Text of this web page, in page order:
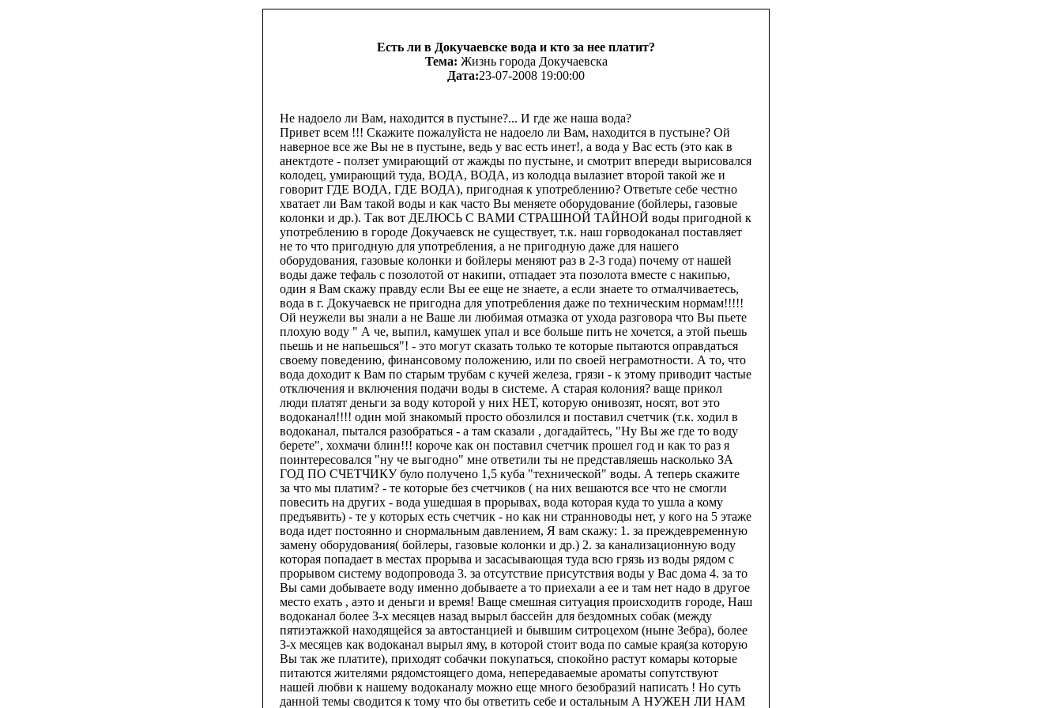
Есть ли в Докучаевске вода и кто за нее платит?
Тема: Жизнь города Докучаевска
Дата:23-07-2008 19:00:00
Не надоело ли Вам, находится в пустыне?... И где же наша вода?
Привет всем !!! Скажите пожалуйста не надоело ли Вам, находится в пустыне? Ой
наверное все же Вы не в пустыне, ведь у вас есть инет!, а вода у Вас есть (это как в
анектдоте - ползет умирающий от жажды по пустыне, и смотрит впереди вырисовался
колодец, умирающий туда, ВОДА, ВОДА, из колодца вылазиет второй такой же и
говорит ГДЕ ВОДА, ГДЕ ВОДА), пригодная к употреблению? Ответьте себе честно
хватает ли Вам такой воды и как часто Вы меняете оборудование (бойлеры, газовые
колонки и др.). Так вот ДЕЛЮСЬ С ВАМИ СТРАШНОЙ ТАЙНОЙ воды пригодной к
употреблению в городе Докучаевск не существует, т.к. наш горводоканал поставляет
не то что пригодную для употребления, а не пригодную даже для нашего
оборудования, газовые колонки и бойлеры меняют раз в 2-3 года) почему от нашей
воды даже тефаль с позолотой от накипи, отпадает эта позолота вместе с накипью,
один я Вам скажу правду если Вы ее еще не знаете, а если знаете то отмалчиваетесь,
вода в г. Докучаевск не пригодна для употребления даже по техническим нормам!!!!!
Ой неужели вы знали а не Ваше ли любимая отмазка от ухода разговора что Вы пьете
плохую воду " А че, выпил, камушек упал и все больше пить не хочется, а этой пьешь
пьешь и не напьешься"! - это могут сказать только те которые пытаются оправдаться
своему поведению, финансовому положению, или по своей неграмотности. А то, что
вода доходит к Вам по старым трубам с кучей железа, грязи - к этому приводит частые
отключения и включения подачи воды в системе. А старая колония? ваще прикол
люди платят деньги за воду которой у них НЕТ, которую онивозят, носят, вот это
водоканал!!!! один мой знакомый просто обозлился и поставил счетчик (т.к. ходил в
водоканал, пытался разобраться - а там сказали , догадайтесь, "Ну Вы же где то воду
берете", хохмачи блин!!! короче как он поставил счетчик прошел год и как то раз я
поинтересовался "ну че выгодно" мне ответили ты не представляешь насколько ЗА
ГОД ПО СЧЕТЧИКУ було получено 1,5 куба "технической" воды. А теперь скажите
за что мы платим? - те которые без счетчиков ( на них вешаются все что не смогли
повесить на других - вода ушедшая в прорывах, вода которая куда то ушла а кому
предъявить) - те у которых есть счетчик - но как ни странноводы нет, у кого на 5 этаже
вода идет постоянно и снормальным давлением, Я вам скажу: 1. за преждевременную
замену оборудования( бойлеры, газовые колонки и др.) 2. за канализационную воду
которая попадает в местах прорыва и засасывающая туда всю грязь из воды рядом с
прорывом систему водопровода 3. за отсутствие присутствия воды у Вас дома 4. за то
Вы сами добываете воду именно добываете а то приехали а ее и там нет надо в другое
место ехать , аэто и деньги и время! Ваще смешная ситуация происходитв городе, Наш
водоканал более 3-х месяцев назад вырыл бассейн для бездомных собак (между
пятиэтажкой находящейся за автостанцией и бывшим ситроцехом (ныне Зебра), более
3-х месяцев как водоканал вырыл яму, в которой стоит вода по самые края(за которую
Вы так же платите), приходят собачки покупаться, спокойно растут комары которые
питаются жителями рядомстоящего дома, непередаваемые ароматы сопутствуют
нашей любви к нашему водоканалу можно еще много безобразий написать ! Но суть
данной темы сводится к тому что бы ответить себе и остальным А НУЖЕН ЛИ НАМ